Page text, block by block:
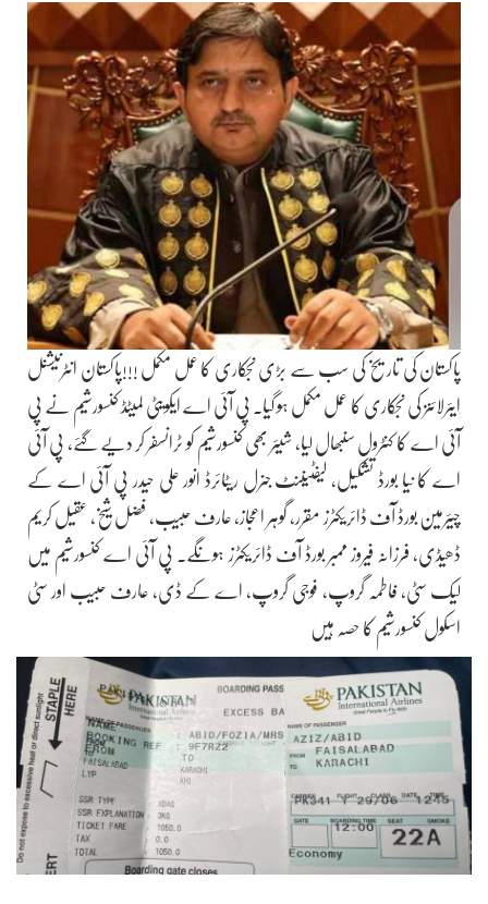
پاکستان کی تاریخ کی سب سے بڑی نجکاری کا عمل مکمل !!!پاکستان انٹرنیشنل
ایئرلائنز کی نجکاری کا عمل مکمل ہو گیا. پی آئی اے ایکویٹی لمیٹڈ کنسورشیم نے پی
آئی اے کا کنٹرول سنبھال لیا، شیئر بھی کنسورشیم کو ٹرانسفر کر دیے گئے، پی آئی
اے کا نیا بورڈ تشکیل، لیفٹیننٹ جنرل ریٹائرڈ انور علی حیدر پی آئی اے کے
چیئرمین بورڈ آف ڈائریکٹرز مقرر، گوہر اعجاز، عارف حبیب، فضل شیخ، عقیل کریم
ڈھیڈی، فرزانہ فیروز ممبر بورڈ آف ڈائریکٹرز ہونگے. پی آئی اے کنسورشیم میں
لیک سٹی، فاطمہ گروپ، فوجی گروپ، اے کے ڈی، عارف حبیب اور سٹی
اسکول کنسورشیم کا حصہ ہیں